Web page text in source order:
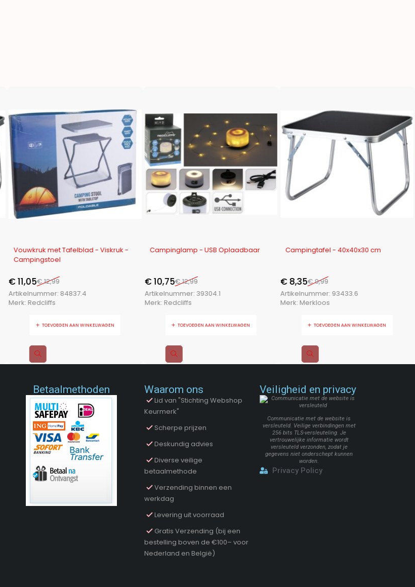
-15%
Vouwkruk met Tafelblad - Viskruk -
Campingstoel
€12,99
€11,05
Artikelnummer: 84837.4
Merk: Redcliffs
TOEVOEGEN AAN WINKELWAGEN
-17%
Campinglamp - USB Oplaadbaar
€12,99
€10,75
Artikelnummer: 39304.1
Merk: Redcliffs
TOEVOEGEN AAN WINKELWAGEN
-16%
Campingtafel - 40x40x30 cm
€9,99
€8,35
Artikelnummer:93433.6
Merk:Merkloos
TOEVOEGEN AAN WINKELWAGEN
Betaalmethoden Waarom ons
Lid van "Stichting Webshop
Keurmerk"
Scherpe prijzen
Deskundig advies
Diverse veilige
betaalmethode
Verzending binnen een
werkdag
Levering uit voorraad
Gratis Verzending (bij een
bestelling boven de €100– voor
Nederland en België)
Veiligheid en privacy
Communicatie met de website is
versleuteld. Veilige verbindingen met
256 bits TLS-versleuteling. Je
vertrouwelijke informatie wordt
versleuteld verzonden, zodat je
gegevens niet onderschept kunnen
worden.
Privacy Policy